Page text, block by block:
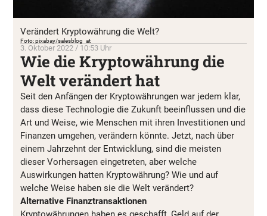
Verändert Kryptowährung die Welt?
Foto: pixabay/salesblog_at
3. Oktober 2022 / 10:53 Uhr
Wie die Kryptowährung die
Welt verändert hat
Seit den Anfängen der Kryptowährungen war jedem klar,
dass diese Technologie die Zukunft beeinflussen und die
Art und Weise, wie Menschen mit ihren Investitionen und
Finanzen umgehen, verändern könnte. Jetzt, nach über
einem Jahrzehnt der Entwicklung, sind die meisten
dieser Vorhersagen eingetreten, aber welche
Auswirkungen hatten Kryptowährung? Wie und auf
welche Weise haben sie die Welt verändert?
Alternative Finanztransaktionen